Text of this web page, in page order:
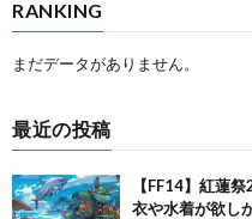
RANKING
まだデータがありません。
最近の投稿
【FF14】紅蓮
衣や水着が欲し